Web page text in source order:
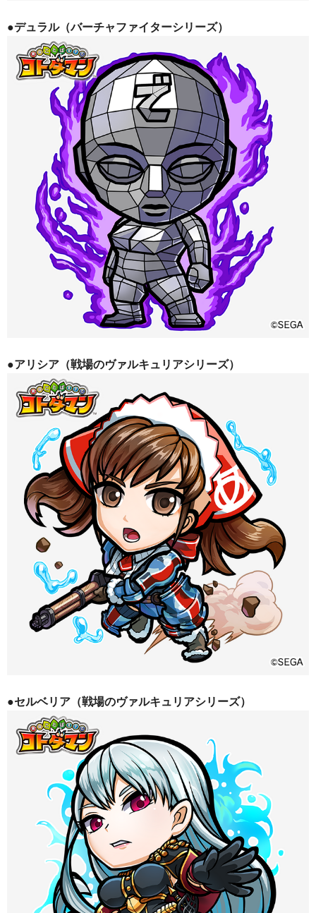
●デュラル（バーチャファイターシリーズ）
●アリシア（戦場のヴァルキュリアシリーズ）
●セルベリア（戦場のヴァルキュリアシリーズ）